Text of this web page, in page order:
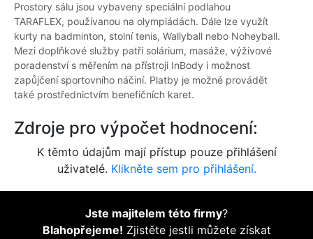
Prostory sálu jsou vybaveny speciální podlahou
TARAFLEX, používanou na olympiádách. Dále lze využít
kurty na badminton, stolní tenis, Wallyball nebo Noheyball.
Mezi doplňkové služby patří solárium, masáže, výživové
poradenství s měřením na přístroji InBody i možnost
zapůjčení sportovního náčiní. Platby je možné provádět
také prostřednictvím benefičních karet.
Zdroje pro výpočet hodnocení:
K těmto údajům mají přístup pouze přihlášení
uživatelé. Klikněte sem pro přihlášení.
Jste majitelem této firmy?
Blahopřejeme! Zjistěte jestli můžete získat